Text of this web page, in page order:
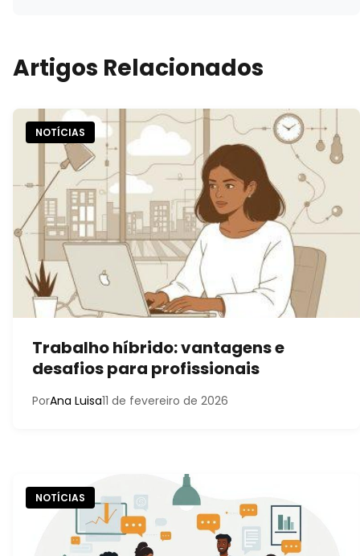
Artigos Relacionados
NOTÍCIAS
Trabalho híbrido: vantagens e
desafios para profissionais
PorAna Luisa11 de fevereiro de 2026
NOTÍCIAS